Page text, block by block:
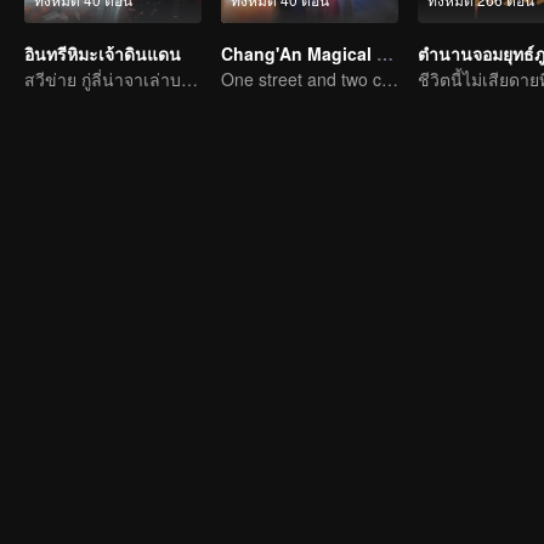
อินทรีหิมะเจ้าดินแดน
สวีข่าย กู่ลี่น่าจาเล่าบรรยายเทพนิยายเลือดร้อนอันสุดแสนประทับใจ
Chang'An Magical Street
One street and two circles, alternating day and night.